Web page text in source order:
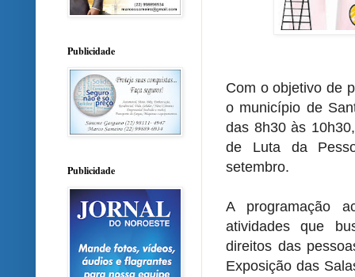
Com o objetivo de
o município de
das 8h30 às
de Luta da
setembro.
A programação
atividades que
direitos das
Exposição das
Publicidade
Publicidade